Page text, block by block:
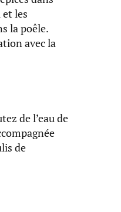
les
la poêle.
avec la
de l’eau de
de